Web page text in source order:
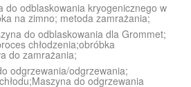
do odblaskowania kryogenicznego w
na zimno; metoda zamrażania;
do odblaskowania dla Grommet;
chłodzenia;obróbka
do zamrażania;
odgrzewania/odgrzewania;
do odgrzewania